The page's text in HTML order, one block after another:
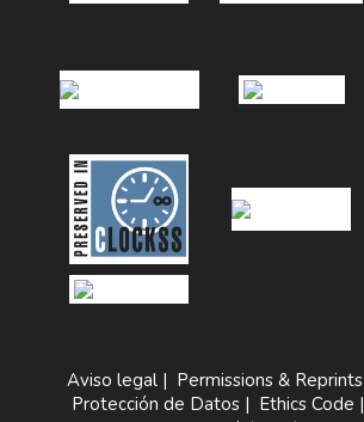
Aviso legal | Permissions & Reprints
Protección de Datos| Ethics Code |